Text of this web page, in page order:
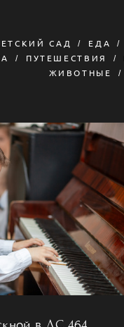
САД ЕДА
ПУТЕШЕСТВИЯ
ЖИВОТНЫЕ